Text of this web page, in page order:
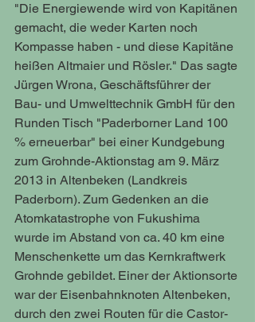
"Die Energiewende wird von Kapitänen
gemacht, die weder Karten noch
Kompasse haben - und diese Kapitäne
heißen Altmaier und Rösler." Das sagte
Jürgen Wrona, Geschäftsführer der
Bau- und Umwelttechnik GmbH für den
Runden Tisch "Paderborner Land 100
% erneuerbar" bei einer Kundgebung
zum Grohnde-Aktionstag am 9. März
2013 in Altenbeken (Landkreis
Paderborn). Zum Gedenken an die
Atomkatastrophe von Fukushima
wurde im Abstand von ca. 40 km eine
Menschenkette um das Kernkraftwerk
Grohnde gebildet. Einer der Aktionsorte
war der Eisenbahnknoten Altenbeken,
durch den zwei Routen für die Castor-